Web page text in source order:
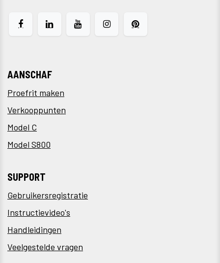
AANSCHAF
Proefrit maken
Verkooppunten
Model C
Model S800
SUPPORT
Gebruikersregistratie
Instructievideo's
Handleidingen
Veelgestelde vragen